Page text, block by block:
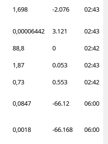
1,698 -2.076 02:43
0,00006442 3.121 02:43
88,8 0 02:42
1,87 0.053 02:43
0,73 0.553 02:42
0,0847 -66.12 06:00
0,0018 -66.168 06:00